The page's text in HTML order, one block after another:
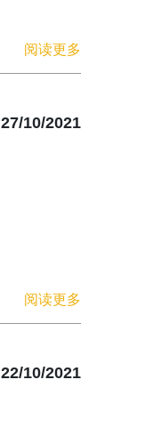
阅读更多
27/10/2021
阅读更多
22/10/2021